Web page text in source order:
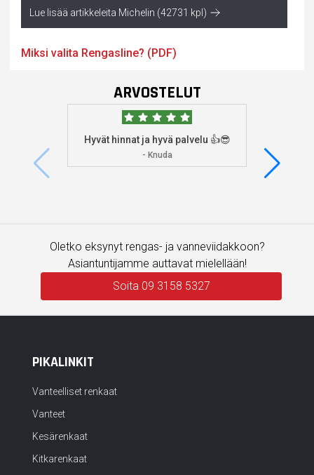
Lue lisää artikkeleita Michelin (42731 kpl)
Miksi valita Rengasline? (PDF)
ARVOSTELUT
Hyvät hinnat ja hyvä palvelu 👍😎
- Knuda
Oletko eksynyt rengas- ja vanneviidakkoon?
Asiantuntijamme auttavat mielellään!
Soita 09 3158 5327
PIKALINKIT
Vanteelliset renkaat
Vanteet
Kesärenkaat
Kitkarenkaat